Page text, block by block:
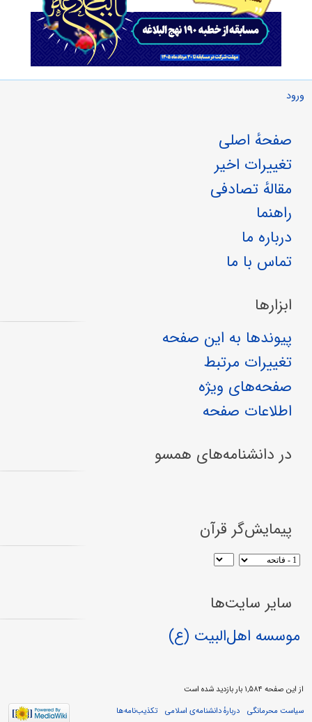
ورود
صفحهٔ اصلی
تغییرات اخیر
مقالهٔ تصادفی
راهنما
درباره ما
تماس با ما
ابزارها
پیوندها به این صفحه
تغییرات مرتبط
صفحه‌های ویژه
اطلاعات صفحه
در دانشنامه‌های همسو
پیمایش‌گر قرآن
سایر سایت‌ها
موسسه اهل‌البیت (ع)
از این صفحه ۱,۵۸۴ بار بازدید شده است
سیاست محرمانگی
دربارهٔ دانشنامه‌ی اسلامی تکذیب‌نامه‌ها